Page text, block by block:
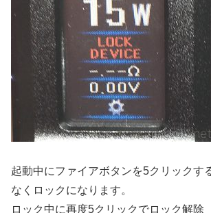
起動中にファイアボタンを5クリックす
なくロックになります。
ロック中に再度5クリックでロック解除